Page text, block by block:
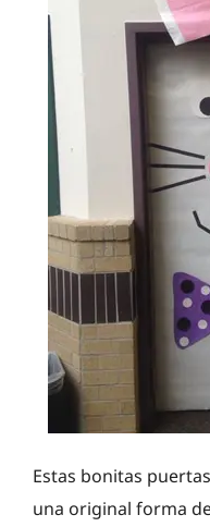
Estas bonitas
una original forma